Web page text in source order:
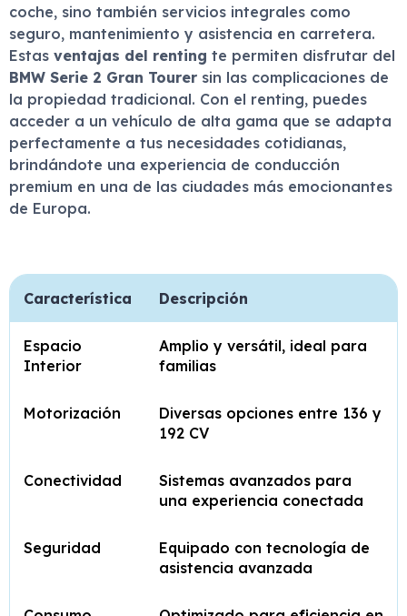
coche, sino también servicios integrales como
seguro, mantenimiento y asistencia en carretera.
Estas ventajas del renting te permiten disfrutar del
BMW Serie 2 Gran Tourer sin las complicaciones de
la propiedad tradicional. Con el renting, puedes
acceder a un vehículo de alta gama que se adapta
perfectamente a tus necesidades cotidianas,
brindándote una experiencia de conducción
premium en una de las ciudades más emocionantes
de Europa.
Característica Descripción
Espacio
Interior
Amplio y versátil, ideal para
familias
Motorización
Diversas opciones entre 136 y
192 CV
Conectividad
Sistemas avanzados para
una experiencia conectada
Seguridad
Equipado con tecnología de
asistencia avanzada